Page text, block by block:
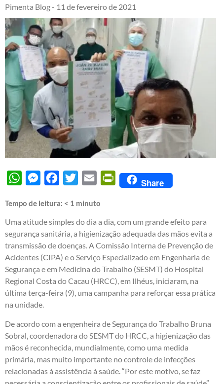
Pimenta Blog - 11 de fevereiro de 2021
WhatsAppMessengerFacebook
Twitter Email PrintFriendly
Share
Tempo de leitura: < 1 minuto
Uma atitude simples do dia a dia, com um grande efeito para
segurança sanitária, a higienização adequada das mãos evita a
transmissão de doenças. A Comissão Interna de Prevenção de
Acidentes (CIPA) e o Serviço Especializado em Engenharia de
Segurança e em Medicina do Trabalho (SESMT) do Hospital
Regional Costa do Cacau (HRCC), em Ilhéus, iniciaram, na
última terça-feira (9), uma campanha para reforçar essa prática
na unidade.
De acordo com a engenheira de Segurança do Trabalho Bruna
Sobral, coordenadora do SESMT do HRCC, a higienização das
mãos é reconhecida, mundialmente, como uma medida
primária, mas muito importante no controle de infecções
relacionadas à assistência à saúde. “Por este motivo, se faz